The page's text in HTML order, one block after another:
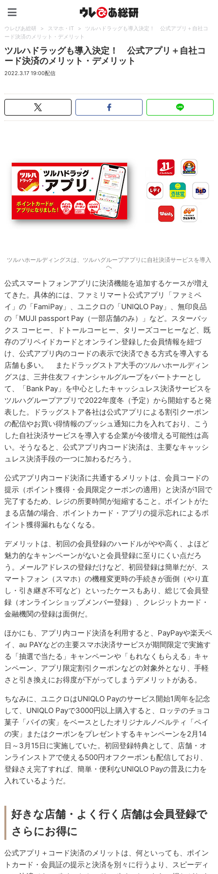
ウレぴあ総研 > スマホ・IT >
ツルハドラッグも導入決定！ 公式アプリ＋自社コ
ード決済のメリット・デメリット
ツルハドラッグも導入決定！ 公式アプリ＋自社コ
ード決済のメリット・デメリット
2022.3.17 19:00配信
ツルハホールディングスは、ツルハグループアプリに自社決済サービスを導入
へ
公式スマートフォンアプリに決済機能を追加するケースが増え
てきた。具体的には、ファミリマート公式アプリ「ファミペ
イ」の「FamiPay」、ユニクロの「UNIQLO Pay」、無印良品
の「MUJI passport Pay（一部店舗のみ）」など。スターバッ
クス コーヒー、ドトールコーヒー、タリーズコーヒーなど、既
存のプリペイドカードとオンライン登録した会員情報を紐づ
け、公式アプリ内のコードの表示で決済できる方式を導入する
店舗も多い。 またドラッグストア大手のツルハホールディン
グスは、三井住友フィナンシャルグループをパートナーとし
て、「Bank Pay」を中心としたキャッシュレス決済サービスを
ツルハグループアプリで2022年度冬（予定）から開始すると発
表した。ドラッグストア各社は公式アプリによる割引クーポン
の配信やお買い得情報のプッシュ通知に力を入れており、こう
した自社決済サービスを導入する企業が今後増える可能性は高
い。そうなると、公式アプリ内コード決済は、主要なキャッシ
ュレス決済手段の一つに加わるだろう。
公式アプリ内コード決済に共通するメリットは、会員コードの
提示（ポイント獲得・会員限定クーポンの適用）と決済が1回で
完了するため、レジの所要時間が短縮すること。ポイントがた
まる店舗の場合、ポイントカード・アプリの提示忘れによるポ
イント獲得漏れもなくなる。
デメリットは、初回の会員登録のハードルがやや高く、よほど
魅力的なキャンペーンがないと会員登録に至りにくい点だろ
う。メールアドレスの登録だけなど、初回登録は簡単だが、ス
マートフォン（スマホ）の機種変更時の手続きが面倒（やり直
し・引き継ぎ不可など）といったケースもあり、総じて会員登
録（オンラインショップメンバー登録）、クレジットカード・
金融機関の登録は面倒だ。
ほかにも、アプリ内コード決済を利用すると、PayPayや楽天ペ
イ、au PAYなどの主要スマホ決済サービスが期間限定で実施す
る「抽選で当たる」キャンペーンや「もれなくもらえる」キャ
ンペーン、アプリ限定割引クーポンなどの対象外となり、手軽
さと引き換えにお得度が下がってしまうデメリットがある。
ちなみに、ユニクロはUNIQLO Payのサービス開始1周年を記念
して、UNIQLO Payで3000円以上購入すると、ロッテのチョコ
菓子「パイの実」をベースとしたオリジナルノベルティ「ペイ
の実」またはクーポンをプレゼントするキャンペーンを2月14
日～3月15日に実施していた。初回登録特典として、店舗・オ
ンラインストアで使える500円オフクーポンも配信しており、
登録さえ完了すれば、簡単・便利なUNIQLO Payの普及に力を
入れているようだ。
好きな店舗・よく行く店舗は会員登録で
さらにお得に
公式アプリ＋コード決済のメリットは、何といっても、ポイン
トカード・会員証の提示と決済を別々に行うより、スピーディ